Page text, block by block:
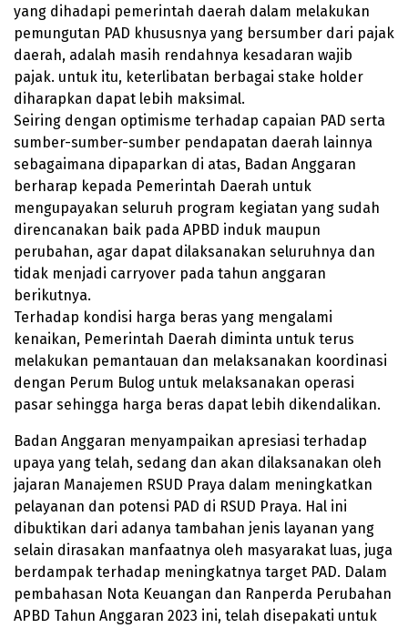
yang dihadapi pemerintah daerah dalam melakukan
pemungutan PAD khususnya yang bersumber dari pajak
daerah, adalah masih rendahnya kesadaran wajib
pajak. untuk itu, keterlibatan berbagai stake holder
diharapkan dapat lebih maksimal.
Seiring dengan optimisme terhadap capaian PAD serta
sumber-sumber-sumber pendapatan daerah lainnya
sebagaimana dipaparkan di atas, Badan Anggaran
berharap kepada Pemerintah Daerah untuk
mengupayakan seluruh program kegiatan yang sudah
direncanakan baik pada APBD induk maupun
perubahan, agar dapat dilaksanakan seluruhnya dan
tidak menjadi carryover pada tahun anggaran
berikutnya.
Terhadap kondisi harga beras yang mengalami
kenaikan, Pemerintah Daerah diminta untuk terus
melakukan pemantauan dan melaksanakan koordinasi
dengan Perum Bulog untuk melaksanakan operasi
pasar sehingga harga beras dapat lebih dikendalikan.
Badan Anggaran menyampaikan apresiasi terhadap
upaya yang telah, sedang dan akan dilaksanakan oleh
jajaran Manajemen RSUD Praya dalam meningkatkan
pelayanan dan potensi PAD di RSUD Praya. Hal ini
dibuktikan dari adanya tambahan jenis layanan yang
selain dirasakan manfaatnya oleh masyarakat luas, juga
berdampak terhadap meningkatnya target PAD. Dalam
pembahasan Nota Keuangan dan Ranperda Perubahan
APBD Tahun Anggaran 2023 ini, telah disepakati untuk